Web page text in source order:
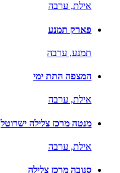
אילת, ערבה
פארק תמנע
תמנע, ערבה
המצפה התת ימי
אילת, ערבה
מנטה מרכז צלילה ישרוטל
אילת, ערבה
סנובה מרכז צלילה